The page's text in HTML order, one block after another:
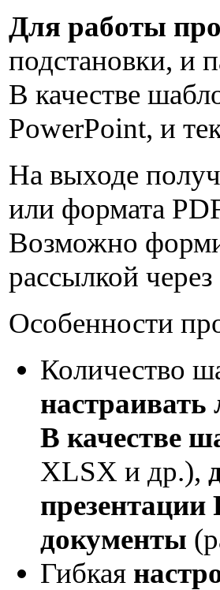
Для работы
подстановки, и
В качестве
PowerPoint, и
На выходе
или формата
Возможно
рассылкой
Особенности
Количество
В качестве
XLSX и др.),
презентации
документы
Гибкая